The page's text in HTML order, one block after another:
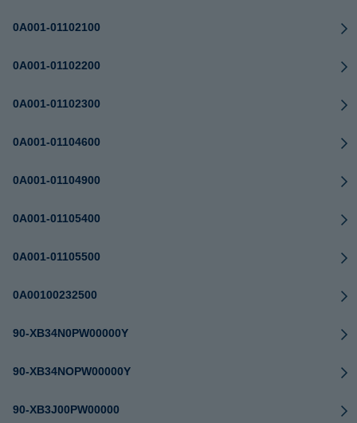
0A001-01102100
0A001-01102200
0A001-01102300
0A001-01104600
0A001-01104900
0A001-01105400
0A001-01105500
0A00100232500
90-XB34N0PW00000Y
90-XB34NOPW00000Y
90-XB3J00PW00000